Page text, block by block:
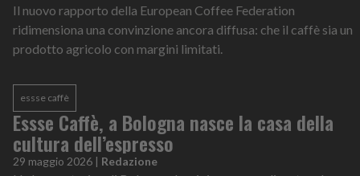
Il nuovo rapporto della European Coffee Federation
ridimensiona una convinzione ancora diffusa: che il caffè sia un
prodotto agricolo con margini limitati.
essse caffè
Essse Caffè, a Bologna nasce la casa della
cultura dell’espresso
29 maggio 2026 | Redazione